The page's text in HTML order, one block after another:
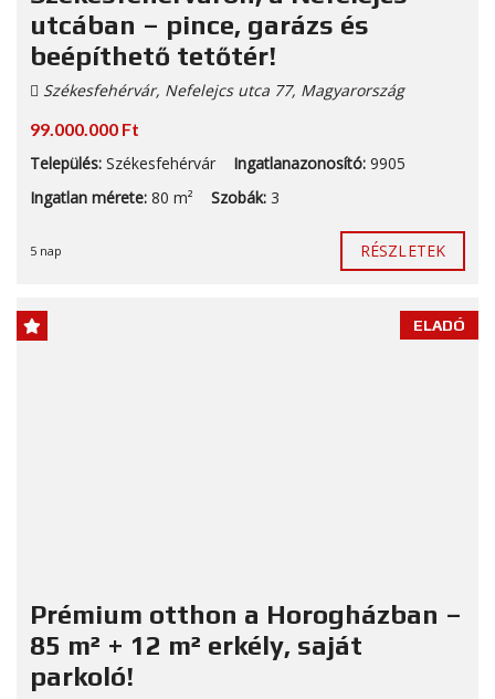
utcában – pince, garázs és
beépíthető tetőtér!
Székesfehérvár, Nefelejcs utca 77, Magyarország
99.000.000 Ft
Település: Székesfehérvár Ingatlanazonosító: 9905
Ingatlan mérete: 80 m² Szobák: 3
5 nap RÉSZLETEK
ELADÓ
Prémium otthon a Horogházban –
85 m² + 12 m² erkély, saját
parkoló!